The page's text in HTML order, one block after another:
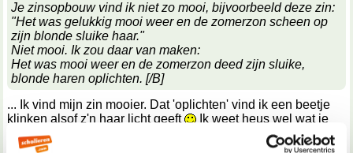
Je zinsopbouw vind ik niet zo mooi, bijvoorbeeld deze zin:
"Het was gelukkig mooi weer en de zomerzon scheen op
zijn blonde sluike haar."
Niet mooi. Ik zou daar van maken:
Het was mooi weer en de zomerzon deed zijn sluike,
blonde haren oplichten. [/B]
... Ik vind mijn zin mooier. Dat 'oplichten' vind ik een beetje
klinken alsof z'n haar licht geeft
Ik weet heus wel wat je
bedoelt, maar toch...